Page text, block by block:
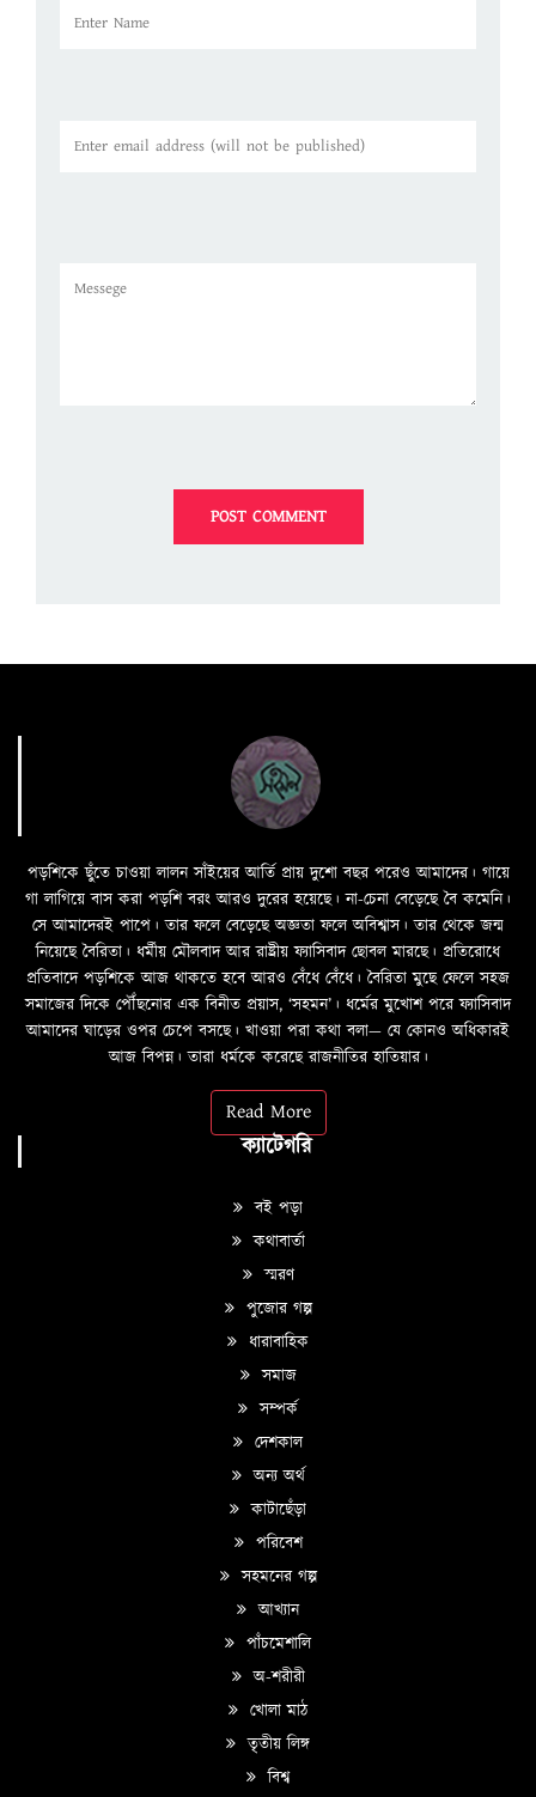
পড়শিকে ছুঁতে চাওয়া লালন সাঁইয়ের আর্তি প্রায় দুশো বছর পরেও আমাদের। গায়ে
গা লাগিয়ে বাস করা পড়শি বরং আরও দুরের হয়েছে। না-চেনা বেড়েছে বৈ কমেনি।
সে আমাদেরই পাপে। তার ফলে বেড়েছে অজ্ঞতা ফলে অবিশ্বাস। তার থেকে জন্ম
নিয়েছে বৈরিতা। ধর্মীয় মৌলবাদ আর রাষ্ট্রীয় ফ্যাসিবাদ ছোবল মারছে। প্রতিরোধে
প্রতিবাদে পড়শিকে আজ থাকতে হবে আরও বেঁধে বেঁধে। বৈরিতা মুছে ফেলে সহজ
সমাজের দিকে পৌঁছনোর এক বিনীত প্রয়াস, ‘সহমন’। ধর্মের মুখোশ পরে ফ্যাসিবাদ
আমাদের ঘাড়ের ওপর চেপে বসছে। খাওয়া পরা কথা বলা—­­ যে কোনও অধিকারই
আজ বিপন্ন। তারা ধর্মকে করেছে রাজনীতির হাতিয়ার।
Read More
ক্যাটেগরি
বই পড়া
কথাবার্তা
স্মরণ
পুজোর গল্প
ধারাবাহিক
সমাজ
সম্পর্ক
দেশকাল
অন্য অর্থ
কাটাছেঁড়া
পরিবেশ
সহমনের গল্প
আখ্যান
পাঁচমেশালি
অ-শরীরী
খোলা মাঠ
তৃতীয় লিঙ্গ
বিশ্ব